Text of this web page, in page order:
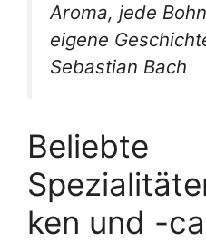
Aroma, jede
eigene
Sebastian Bach
Beliebte
ken und -